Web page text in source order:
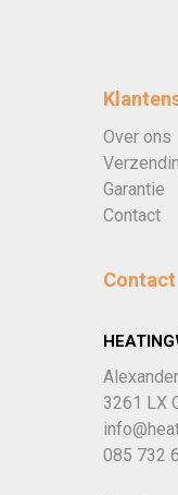
Over ons
Garantie
Contact
Contact
3261 LX
085 732